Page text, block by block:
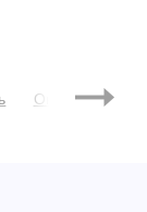
Октябрь